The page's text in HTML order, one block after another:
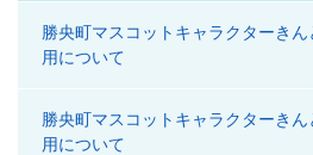
勝央町マスコットキャラクターき
用について
勝央町マスコットキャラクターき
用について